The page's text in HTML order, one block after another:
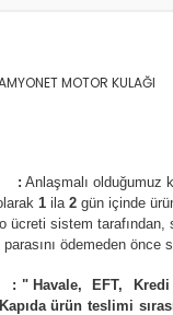
MOTOR KULAĞI
: Anlaşmalı olduğumuz
1 ila 2 gün içinde
ücreti sistem tarafından,
ödemeden önce
: " Havale, EFT, Kredi
Kapıda ürün teslimi